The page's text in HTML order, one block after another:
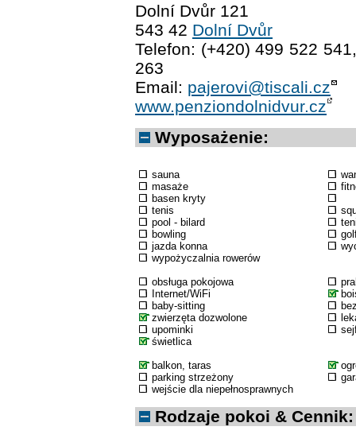
Dolní Dvůr 121
543 42 Dolní Dvůr
Telefon: (+420) 499 522
263
Email: pajerovi@tiscali.cz
www.penziondolnidvur.cz
Wyposażenie:
sauna
masaże
basen kryty
tenis
pool - bilard
bowling
jazda konna
wypożyczalnia rowerów
obsługa pokojowa
Internet/WiFi
baby-sitting
zwierzęta dozwolone
upominki
świetlica
balkon, taras
parking strzeżony
wejście dla niepełnosprawnych
Rodzaje pokoi & Cennik: